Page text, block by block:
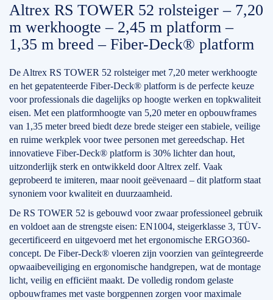
Altrex RS TOWER 52 rolsteiger – 7,20
m werkhoogte – 2,45 m platform –
1,35 m breed – Fiber-Deck® platform
De Altrex RS TOWER 52 rolsteiger met 7,20 meter werkhoogte
en het gepatenteerde Fiber-Deck® platform is de perfecte keuze
voor professionals die dagelijks op hoogte werken en topkwaliteit
eisen. Met een platformhoogte van 5,20 meter en opbouwframes
van 1,35 meter breed biedt deze brede steiger een stabiele, veilige
en ruime werkplek voor twee personen met gereedschap. Het
innovatieve Fiber-Deck® platform is 30% lichter dan hout,
uitzonderlijk sterk en ontwikkeld door Altrex zelf. Vaak
geprobeerd te imiteren, maar nooit geëvenaard – dit platform staat
synoniem voor kwaliteit en duurzaamheid.
De RS TOWER 52 is gebouwd voor zwaar professioneel gebruik
en voldoet aan de strengste eisen: EN1004, steigerklasse 3, TÜV-
gecertificeerd en uitgevoerd met het ergonomische ERGO360-
concept. De Fiber-Deck® vloeren zijn voorzien van geïntegreerde
opwaaibeveiliging en ergonomische handgrepen, wat de montage
licht, veilig en efficiënt maakt. De volledig rondom gelaste
opbouwframes met vaste borgpennen zorgen voor maximale